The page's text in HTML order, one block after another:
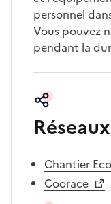
personnel
Vous pouvez
pendant la
Réseaux
Chantier
Coorace